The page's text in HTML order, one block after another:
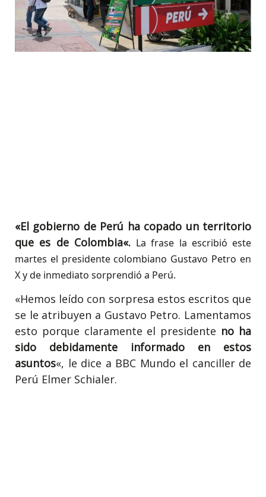
«El gobierno de Perú ha copado un territorio
que es de Colombia«. La frase la escribió este
martes el presidente colombiano Gustavo Petro en
X y de inmediato sorprendió a Perú.
«Hemos leído con sorpresa estos escritos que
se le atribuyen a Gustavo Petro. Lamentamos
esto porque claramente el presidente no ha
sido debidamente informado en estos
asuntos«, le dice a BBC Mundo el canciller de
Perú Elmer Schialer.